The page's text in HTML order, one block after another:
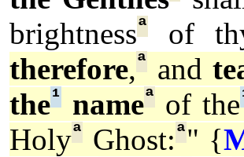
brightnessª
of
therefore,ª and
the¹ nameª of the
Holyª Ghost:ª" {